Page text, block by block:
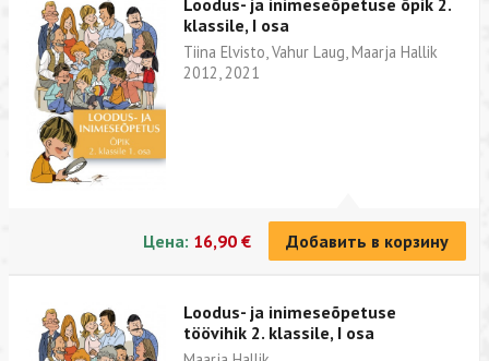
klassile, I osa
Tiina Elvisto, Vahur Laug, Maarja Hallik
2012, 2021
Цена: 16,90 € Добавить в корзину
Loodus- ja inimeseõpetuse
töövihik 2. klassile, I osa